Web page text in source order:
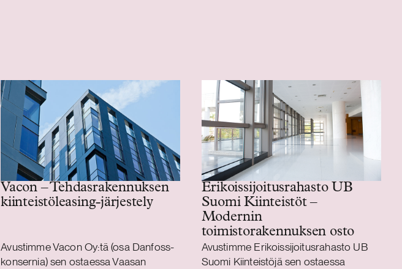
Vacon – Tehdasrakennuksen
kiinteistöleasing-järjestely
Avustimme Vacon Oy:tä (osa Danfoss-
konsernia) sen ostaessa Vaasan
Erikoissijoitusrahasto UB
Suomi Kiinteistöt –
Modernin
toimistorakennuksen osto
Avustimme Erikoissijoitusrahasto UB
Suomi Kiinteistöjä sen ostaessa